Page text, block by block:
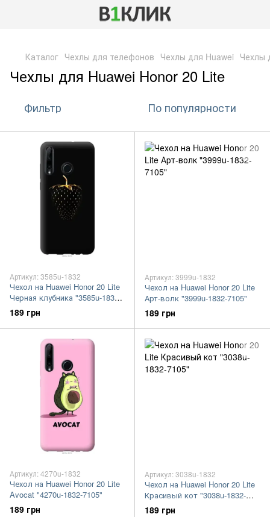
Каталог Чехлы для телефонов Чехлы для Huawei Чехлы
Чехлы для Huawei Honor 20 Lite
Фильтр По популярности
Артикул: 3585u-1832
Чехол на Huawei Honor 20 Lite
Черная клубника "3585u-1832-
7105"
189 грн
Артикул: 3999u-1832
Чехол на Huawei Honor 20 Lite
Арт-волк "3999u-1832-7105"
189 грн
Артикул: 4270u-1832
Чехол на Huawei Honor 20 Lite
Avocat "4270u-1832-7105"
189 грн
Артикул: 3038u-1832
Чехол на Huawei Honor 20 Lite
Красивый кот "3038u-1832-
7105"
189 грн